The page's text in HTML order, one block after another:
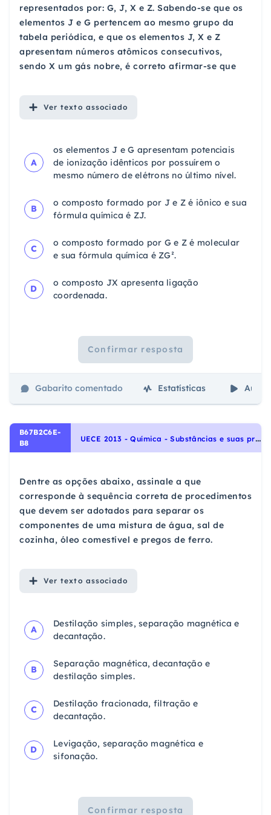
representados por: G, J, X e Z. Sabendo-se que os
elementos J e G pertencem ao mesmo grupo da
tabela periódica, e que os elementos J, X e Z
apresentam números atômicos consecutivos,
sendo X um gás nobre, é correto afirmar-se que
Ver texto associado
A
os elementos J e G apresentam potenciais
de ionização idênticos por possuírem o
mesmo número de elétrons no último nível.
B
o composto formado por J e Z é iônico e sua
fórmula química é ZJ.
C
o composto formado por G e Z é molecular
e sua fórmula química é ZG².
D
o composto JX apresenta ligação
coordenada.
Confirmar resposta
Gabarito comentado Estatísticas Aulas
B67B2C6E-
B8
U
ECE 2013 - Química - Substâncias e suas propriedades, Estudo da matéria: substâncias, misturas, processos de separação.
Dentre as opções abaixo, assinale a que
corresponde à sequência correta de procedimentos
que devem ser adotados para separar os
componentes de uma mistura de água, sal de
cozinha, óleo comestível e pregos de ferro.
Ver texto associado
A
Destilação simples, separação magnética e
decantação.
B
Separação magnética, decantação e
destilação simples.
C
Destilação fracionada, filtração e
decantação.
D
Levigação, separação magnética e
sifonação.
Confirmar resposta